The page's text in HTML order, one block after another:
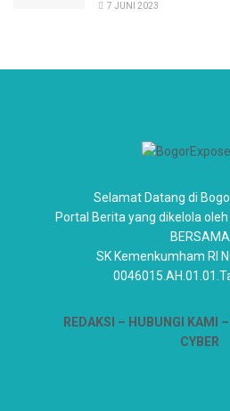
7 JUNI 2023
Selamat Datang di
Portal Berita yang dikelola oleh
BERSAMA
SK Kemenkumham RI
REDAKSI – HUBUNGI KAMI
CYBER